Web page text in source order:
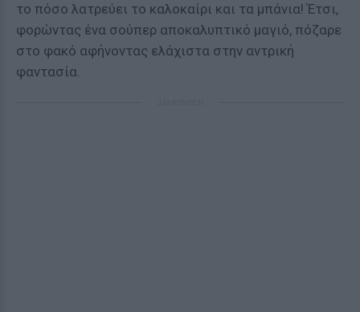
το πόσο λατρεύει το καλοκαίρι και τα μπάνια! Έτσι,
φορώντας ένα σούπερ αποκαλυπτικό μαγιό, πόζαρε
στο φακό αφήνοντας ελάχιστα στην αντρική
φαντασία.